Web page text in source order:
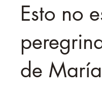
Esto no
de